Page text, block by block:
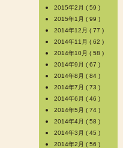
2015年2月 ( 59 )
2015年1月 ( 99 )
2014年12月 ( 77 )
2014年11月 ( 62 )
2014年10月 ( 58 )
2014年9月 ( 67 )
2014年8月 ( 84 )
2014年7月 ( 73 )
2014年6月 ( 46 )
2014年5月 ( 74 )
2014年4月 ( 58 )
2014年3月 ( 45 )
2014年2月 ( 56 )